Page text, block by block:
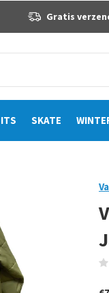
SKATE
Gratis